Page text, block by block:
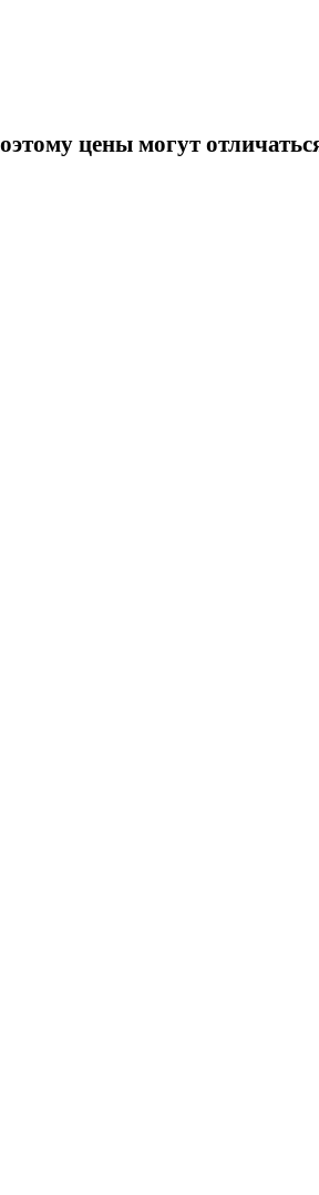
цены могут